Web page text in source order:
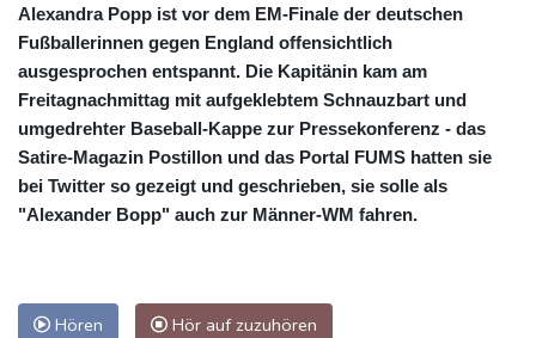
Alexandra Popp ist vor dem EM-Finale der deutschen
Fußballerinnen gegen England offensichtlich
ausgesprochen entspannt. Die Kapitänin kam am
Freitagnachmittag mit aufgeklebtem Schnauzbart und
umgedrehter Baseball-Kappe zur Pressekonferenz - das
Satire-Magazin Postillon und das Portal FUMS hatten sie
bei Twitter so gezeigt und geschrieben, sie solle als
"Alexander Bopp" auch zur Männer-WM fahren.
Hören Hör auf zuzuhören